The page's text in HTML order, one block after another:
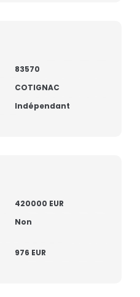
83570
COTIGNAC
Indépendant
420000 EUR
Non
976 EUR